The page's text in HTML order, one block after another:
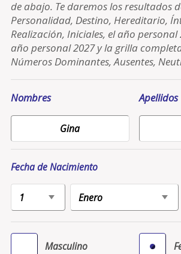
de abajo. Te daremos los resultados
Personalidad, Destino, Hereditario,
Realización, Iniciales, el año
año personal 2027 y la grilla
Números Dominantes, Ausentes,
Nombres Apellidos
Fecha de Nacimiento
Masculino